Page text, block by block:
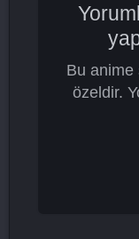
Bu anime
özeldir.